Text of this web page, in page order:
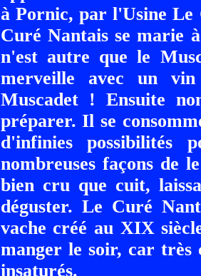
à Pornic, par l'Usine Le
Curé Nantais se marie
n'est autre que le
merveille avec un
Muscadet ! Ensuite
préparer. Il se
d'infinies possibilités
nombreuses façons de
bien cru que cuit,
déguster. Le Curé
vache créé au XIX
manger le soir, car très
insaturés.